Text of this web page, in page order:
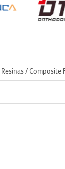
Resinas/ Composite